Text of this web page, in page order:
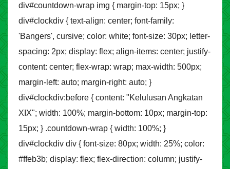
div#countdown-wrap img { margin-top: 15px; }
div#clockdiv { text-align: center; font-family:
'Bangers', cursive; color: white; font-size: 30px; letter-
spacing: 2px; display: flex; align-items: center; justify-
content: center; flex-wrap: wrap; max-width: 500px;
margin-left: auto; margin-right: auto; }
div#clockdiv:before { content: "Kelulusan Angkatan
XIX"; width: 100%; margin-bottom: 10px; margin-top:
15px; } .countdown-wrap { width: 100%; }
div#clockdiv div { font-size: 80px; width: 25%; color:
#ffeb3b; display: flex; flex-direction: column; justify-